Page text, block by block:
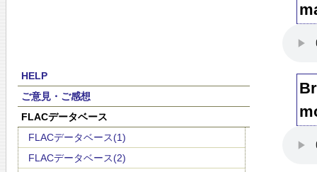
HELP
ご意見・ご感想
FLACデータベース
FLACデータベース(1)
FLACデータベース(2)